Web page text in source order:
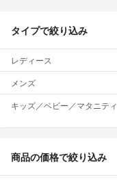
タイプで絞り込み
レディース
メンズ
キッズ／ベビー／マタニティ
商品の価格で絞り込み